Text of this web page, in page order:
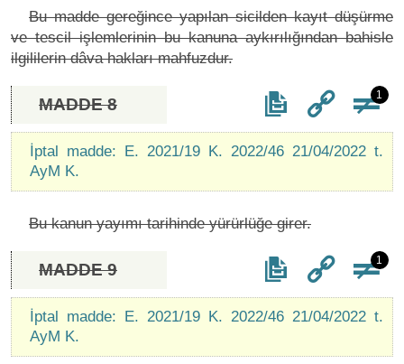
Bu madde gereğince yapılan sicilden kayıt düşürme
ve tescil işlemlerinin bu kanuna aykırılığından bahisle
ilgililerin dâva hakları mahfuzdur.
MADDE 8 1
İptal madde: E. 2021/19 K. 2022/46 21/04/2022 t.
AyM K.
Bu kanun yayımı tarihinde yürürlüğe girer.
MADDE 9 1
İptal madde: E. 2021/19 K. 2022/46 21/04/2022 t.
AyM K.